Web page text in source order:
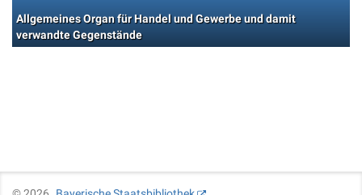
Allgemeines Organ für Handel und Gewerbe und damit
verwandte Gegenstände